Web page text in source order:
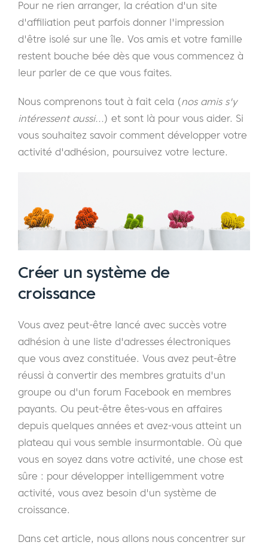
Pour ne rien arranger, la création d'un site
d'affiliation peut parfois donner l'impression
d'être isolé sur une île. Vos amis et votre famille
restent bouche bée dès que vous commencez à
leur parler de ce que vous faites.
Nous comprenons tout à fait cela (nos amis s'y
intéressent aussi...) et sont là pour vous aider. Si
vous souhaitez savoir comment développer votre
activité d'adhésion, poursuivez votre lecture.
Créer un système de
croissance
Vous avez peut-être lancé avec succès votre
adhésion à une liste d'adresses électroniques
que vous avez constituée. Vous avez peut-être
réussi à convertir des membres gratuits d'un
groupe ou d'un forum Facebook en membres
payants. Ou peut-être êtes-vous en affaires
depuis quelques années et avez-vous atteint un
plateau qui vous semble insurmontable. Où que
vous en soyez dans votre activité, une chose est
sûre : pour développer intelligemment votre
activité, vous avez besoin d'un système de
croissance.
Dans cet article, nous allons nous concentrer sur